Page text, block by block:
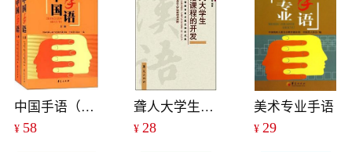
中国手语（修订本）（上下）
¥ 58
聋人大学生汉语课程的开发
¥ 28
美术专业手语
¥ 29